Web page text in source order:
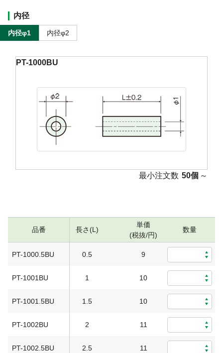
内径
内径φ1 内径φ2
PT-1000BU
最小注文数 50個 ～
品番 長さ(L)
単価
(税抜/円)
数量
PT-1000.5BU 0.5 9
PT-1001BU 1 10
PT-1001.5BU 1.5 10
PT-1002BU 2 11
PT-1002.5BU 2.5 11